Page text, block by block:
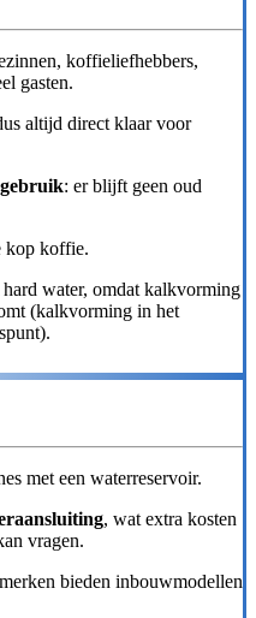
koffieliefhebbers,
gasten.
altijd direct klaar voor
: er blijft geen oud
kop koffie.
water, omdat kalkvorming
(kalkvorming in het
met een waterreservoir.
, wat extra kosten
vragen.
bieden inbouwmodellen